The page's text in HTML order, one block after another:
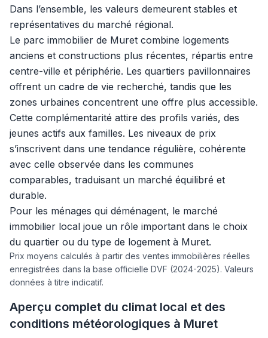
Dans l’ensemble, les valeurs demeurent stables et
représentatives du marché régional.
Le parc immobilier de Muret combine logements
anciens et constructions plus récentes, répartis entre
centre-ville et périphérie. Les quartiers pavillonnaires
offrent un cadre de vie recherché, tandis que les
zones urbaines concentrent une offre plus accessible.
Cette complémentarité attire des profils variés, des
jeunes actifs aux familles. Les niveaux de prix
s’inscrivent dans une tendance régulière, cohérente
avec celle observée dans les communes
comparables, traduisant un marché équilibré et
durable.
Pour les ménages qui déménagent, le marché
immobilier local joue un rôle important dans le choix
du quartier ou du type de logement à Muret.
Prix moyens calculés à partir des ventes immobilières réelles
enregistrées dans la base officielle DVF (2024-2025). Valeurs
données à titre indicatif.
Aperçu complet du climat local et des
conditions météorologiques à Muret